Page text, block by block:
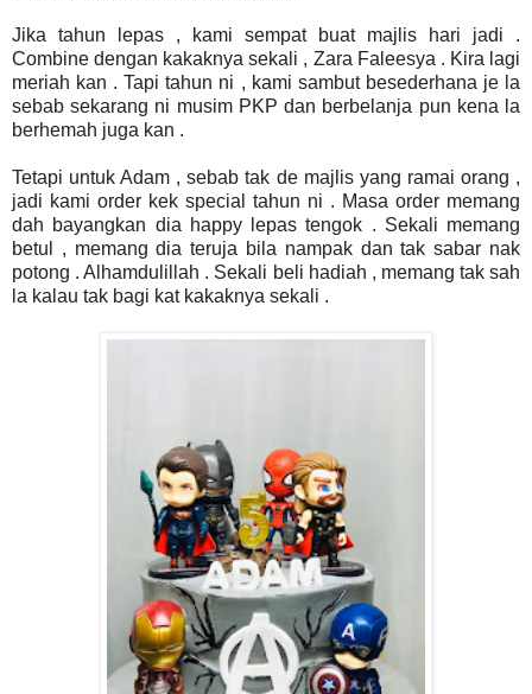
Jika tahun lepas , kami sempat buat majlis hari jadi .
Combine dengan kakaknya sekali , Zara Faleesya . Kira lagi
meriah kan . Tapi tahun ni , kami sambut besederhana je la
sebab sekarang ni musim PKP dan berbelanja pun kena la
berhemah juga kan .
Tetapi untuk Adam , sebab tak de majlis yang ramai orang ,
jadi kami order kek special tahun ni . Masa order memang
dah bayangkan dia happy lepas tengok . Sekali memang
betul , memang dia teruja bila nampak dan tak sabar nak
potong . Alhamdulillah . Sekali beli hadiah , memang tak sah
la kalau tak bagi kat kakaknya sekali .